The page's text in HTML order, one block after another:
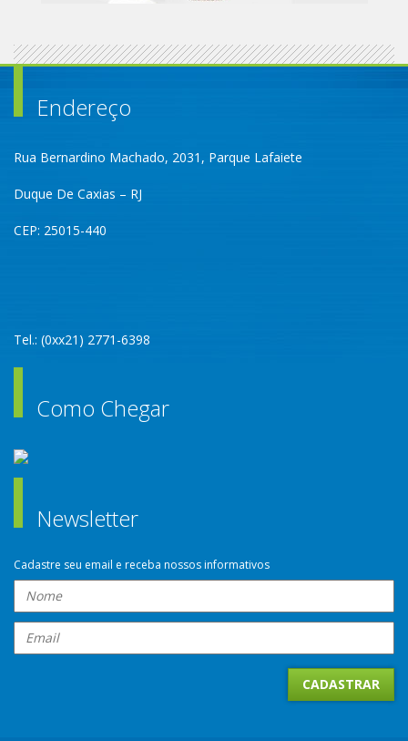
Endereço
Rua Bernardino Machado, 2031, Parque Lafaiete
Duque De Caxias – RJ
CEP: 25015-440
Tel.: (0xx21) 2771-6398
Como Chegar
Newsletter
Cadastre seu email e receba nossos informativos